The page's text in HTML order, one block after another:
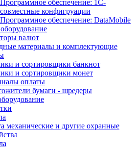
Программное обеспечение: 1С-
совместные конфигруации
Программное обеспечение: DataMobile
валют
материалы и комплектующие
и сортировщики банкнот
и сортировщики монет
оплаты
бумаги - шредеры
механические и другие охранные